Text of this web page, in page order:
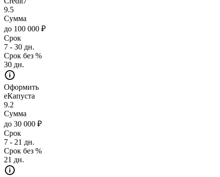
9.5
Сумма
до 100 000 ₽
Срок
7 - 30 дн.
Срок без %
30 дн.
Оформить
еКапуста
9.2
Сумма
до 30 000 ₽
Срок
7 - 21 дн.
Срок без %
21 дн.